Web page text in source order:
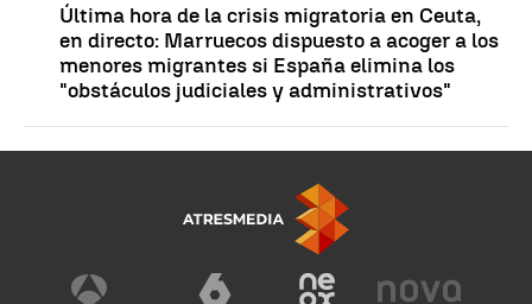
Última hora de la crisis migratoria en Ceuta,
en directo: Marruecos dispuesto a acoger a los
menores migrantes si España elimina los
"obstáculos judiciales y administrativos"